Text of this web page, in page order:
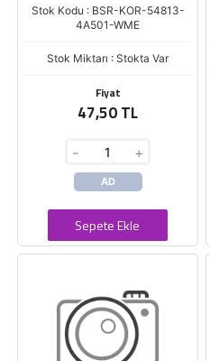
Stok Kodu : BSR-KOR-54813-
4A501-WME
Stok Miktarı : Stokta Var
Fiyat
47,50 TL
- +
AD
Sepete Ekle